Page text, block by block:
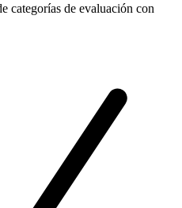
categorías de evaluación con